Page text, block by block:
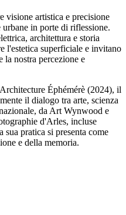
visione artistica e precisione
in porte di riflessione.
architettura e storia
l'estetica superficiale e invitano
la nostra percezione e
Éphémérè (2024), il
il dialogo tra arte, scienza
da Art Wynwood e
d'Arles, incluse
sua pratica si presenta come
e della memoria.